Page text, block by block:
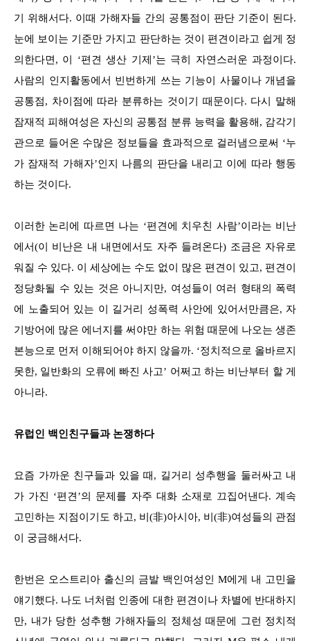
기 위해서다. 이때 가해자들 간의 공통점이 판단 기준이 된다.
눈에 보이는 기준만 가지고 판단하는 것이 편견이라고 쉽게 정
의한다면, 이 ‘편견 생산 기제’는 극히 자연스러운 과정이다.
사람의 인지활동에서 빈번하게 쓰는 기능이 사물이나 개념을
공통점, 차이점에 따라 분류하는 것이기 때문이다. 다시 말해
잠재적 피해여성은 자신의 공통점 분류 능력을 활용해, 감각기
관으로 들어온 수많은 정보들을 효과적으로 걸러냄으로써 ‘누
가 잠재적 가해자’인지 나름의 판단을 내리고 이에 따라 행동
하는 것이다.
이러한 논리에 따르면 나는 ‘편견에 치우친 사람’이라는 비난
에서(이 비난은 내 내면에서도 자주 들려온다) 조금은 자유로
워질 수 있다. 이 세상에는 수도 없이 많은 편견이 있고, 편견이
정당화될 수 있는 것은 아니지만, 여성들이 여러 형태의 폭력
에 노출되어 있는 이 길거리 성폭력 사안에 있어서만큼은, 자
기방어에 많은 에너지를 써야만 하는 위험 때문에 나오는 생존
본능으로 먼저 이해되어야 하지 않을까. ‘정치적으로 올바르지
못한, 일반화의 오류에 빠진 사고’ 어쩌고 하는 비난부터 할 게
아니라.
유럽인 백인친구들과 논쟁하다
요즘 가까운 친구들과 있을 때, 길거리 성추행을 둘러싸고 내
가 가진 ‘편견’의 문제를 자주 대화 소재로 끄집어낸다. 계속
고민하는 지점이기도 하고, 비(非)아시아, 비(非)여성들의 관점
이 궁금해서다.
한번은 오스트리아 출신의 금발 백인여성인 M에게 내 고민을
얘기했다. 나도 너처럼 인종에 대한 편견이나 차별에 반대하지
만, 내가 당한 성추행 가해자들의 정체성 때문에 그런 정치적